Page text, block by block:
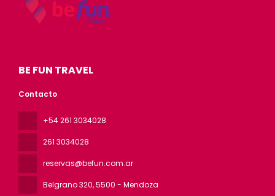
BE FUN TRAVEL
Contacto
+54 261 3034028
261 3034028
reservas@befun.com.ar
Belgrano 320, 5500 - Mendoza